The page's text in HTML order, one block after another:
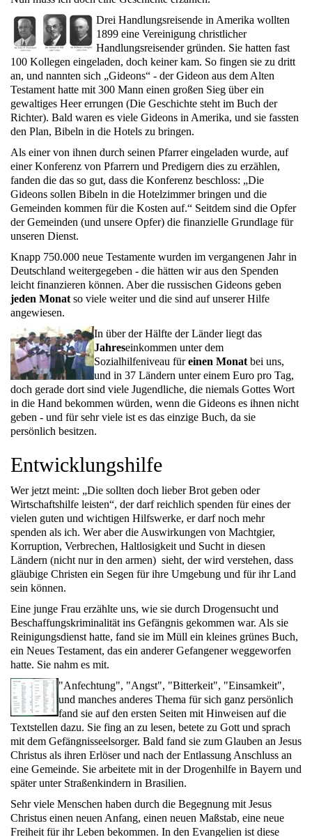
Drei Handlungsreisende in Amerika wollten
1899 eine Vereinigung christlicher
Handlungsreisender gründen. Sie hatten fast
100 Kollegen eingeladen, doch keiner kam. So fingen sie zu dritt
an, und nannten sich „Gideons“ - der Gideon aus dem Alten
Testament hatte mit 300 Mann einen großen Sieg über ein
gewaltiges Heer errungen (Die Geschichte steht im Buch der
Richter). Bald waren es viele Gideons in Amerika, und sie fassten
den Plan, Bibeln in die Hotels zu bringen.
Als einer von ihnen durch seinen Pfarrer eingeladen wurde, auf
einer Konferenz von Pfarrern und Predigern dies zu erzählen,
fanden die das so gut, dass die Konferenz beschloss: „Die
Gideons sollen Bibeln in die Hotelzimmer bringen und die
Gemeinden kommen für die Kosten auf.“ Seitdem sind die Opfer
der Gemeinden (und unsere Opfer) die finanzielle Grundlage für
unseren Dienst.
Knapp 750.000 neue Testamente wurden im vergangenen Jahr in
Deutschland weitergegeben - die hätten wir aus den Spenden
leicht finanzieren können. Aber die russischen Gideons geben
jeden Monat so viele weiter und die sind auf unserer Hilfe
angewiesen.
In über der Hälfte der Länder liegt das
Jahreseinkommen unter dem
Sozialhilfeniveau füreinen Monat bei uns,
und in 37 Ländern unter einem Euro pro Tag,
doch gerade dort sind viele Jugendliche, die niemals Gottes Wort
in die Hand bekommen würden, wenn die Gideons es ihnen nicht
geben - und für sehr viele ist es das einzige Buch, da sie
persönlich besitzen.
Entwicklungshilfe
Wer jetzt meint: „Die sollten doch lieber Brot geben oder
Wirtschaftshilfe leisten“, der darf reichlich spenden für eines der
vielen guten und wichtigen Hilfswerke, er darf noch mehr
spenden als ich. Wer aber die Auswirkungen von Machtgier,
Korruption, Verbrechen, Haltlosigkeit und Sucht in diesen
Ländern (nicht nur in den armen) sieht, der wird verstehen, dass
gläubige Christen ein Segen für ihre Umgebung und für ihr Land
sein können.
Eine junge Frau erzählte uns, wie sie durch Drogensucht und
Beschaffungskriminalität ins Gefängnis gekommen war. Als sie
Reinigungsdienst hatte, fand sie im Müll ein kleines grünes Buch,
ein Neues Testament, das ein anderer Gefangener weggeworfen
hatte. Sie nahm es mit.
"Anfechtung", "Angst", "Bitterkeit", "Einsamkeit",
und manches anderes Thema für sich ganz persönlich
fand sie auf den ersten Seiten mit Hinweisen auf die
Textstellen dazu. Sie fing an zu lesen, betete zu Gott und sprach
mit dem Gefängnisseelsorger. Bald fand sie zum Glauben an Jesus
Christus als ihren Erlöser und nach der Entlassung Anschluss an
eine Gemeinde. Sie arbeitete mit in der Drogenhilfe in Bayern und
später unter Straßenkindern in Brasilien.
Sehr viele Menschen haben durch die Begegnung mit Jesus
Christus einen neuen Anfang, einen neuen Maßstab, eine neue
Freiheit für ihr Leben bekommen. In den Evangelien ist diese